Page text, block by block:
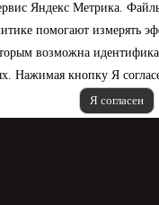
Яндекс Метрика.
помогают измерять
возможна
Нажимая кнопку Я
Я согласен